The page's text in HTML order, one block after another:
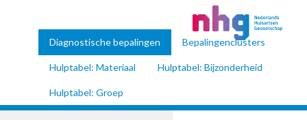
Diagnostische bepalingen Bepalingenclusters
Hulptabel: Materiaal Hulptabel: Bijzonderheid
Hulptabel: Groep